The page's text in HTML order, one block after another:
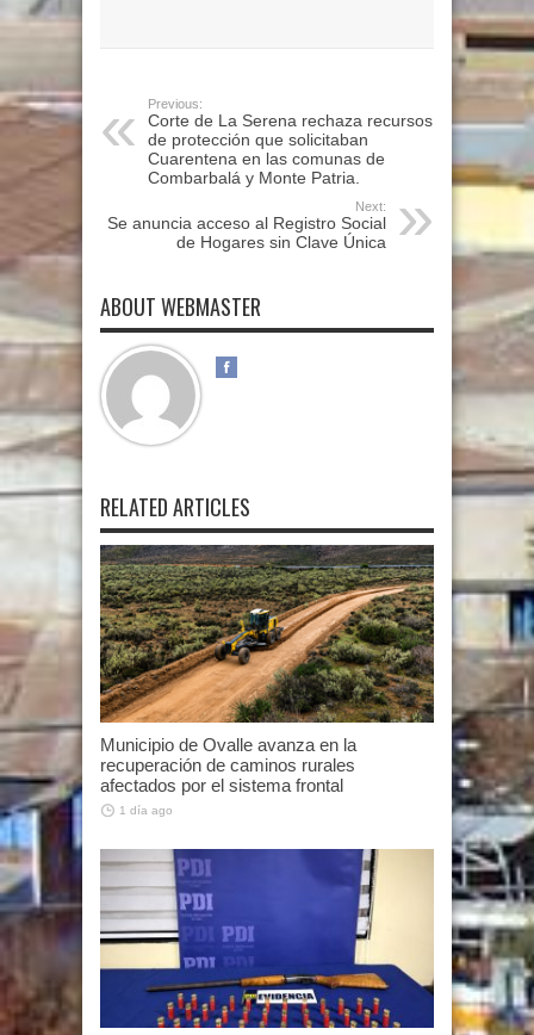
Previous:
Corte de La Serena rechaza recursos
de protección que solicitaban
Cuarentena en las comunas de
Combarbalá y Monte Patria.
Next:
Se anuncia acceso al Registro Social
de Hogares sin Clave Única
ABOUT WEBMASTER
RELATED ARTICLES
Municipio de Ovalle avanza en la
recuperación de caminos rurales
afectados por el sistema frontal
1 día ago